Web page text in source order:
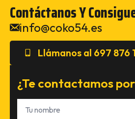
Contáctanos Y
info@coko54.es
Llámanos al 697 876
¿Te contactamos
Nombre